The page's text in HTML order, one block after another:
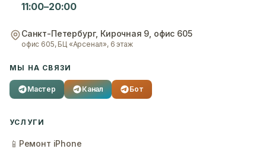
11:00–20:00
Санкт-Петербург, Кирочная 9, офис 605
офис 605, БЦ «Арсенал», 6 этаж
МЫ НА СВЯЗИ
Мастер Канал Бот
УСЛУГИ
📱 Ремонт iPhone